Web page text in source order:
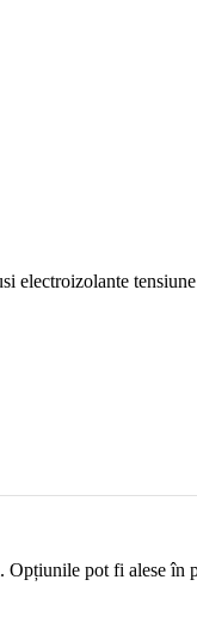
electroizolante
Opțiunile pot fi alese în